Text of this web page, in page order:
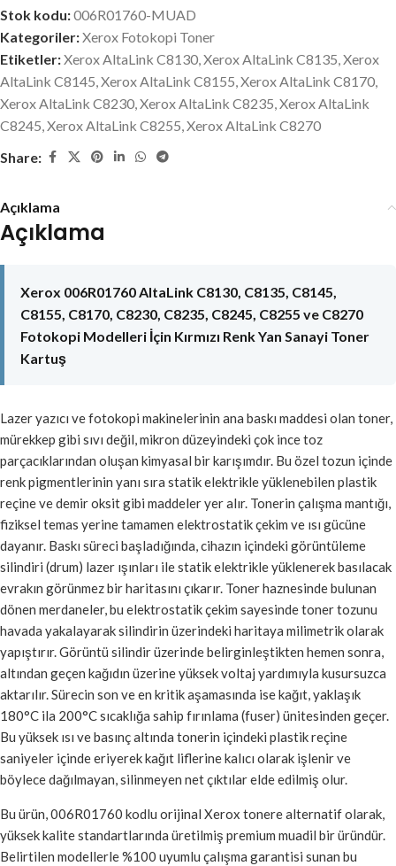
Stok kodu:006R01760-MUAD
Kategoriler:Xerox Fotokopi Toner
Etiketler:Xerox AltaLink C8130,Xerox AltaLink C8135,Xerox
AltaLink C8145,Xerox AltaLink C8155,Xerox AltaLink C8170,
Xerox AltaLink C8230,Xerox AltaLink C8235,Xerox AltaLink
C8245,Xerox AltaLink C8255,Xerox AltaLink C8270
Share:
Açıklama
Açıklama
Xerox 006R01760 AltaLink C8130, C8135, C8145,
C8155, C8170, C8230, C8235, C8245, C8255 ve C8270
Fotokopi Modelleri İçin Kırmızı Renk Yan Sanayi Toner
Kartuş
Lazer yazıcı ve fotokopi makinelerinin ana baskı maddesi olan toner,
mürekkep gibi sıvı değil, mikron düzeyindeki çok ince toz
parçacıklarından oluşan kimyasal bir karışımdır. Bu özel tozun içinde
renk pigmentlerinin yanı sıra statik elektrikle yüklenebilen plastik
reçine ve demir oksit gibi maddeler yer alır. Tonerin çalışma mantığı,
fiziksel temas yerine tamamen elektrostatik çekim ve ısı gücüne
dayanır. Baskı süreci başladığında, cihazın içindeki görüntüleme
silindiri (drum) lazer ışınları ile statik elektrikle yüklenerek basılacak
evrakın görünmez bir haritasını çıkarır. Toner haznesinde bulunan
dönen merdaneler, bu elektrostatik çekim sayesinde toner tozunu
havada yakalayarak silindirin üzerindeki haritaya milimetrik olarak
yapıştırır. Görüntü silindir üzerinde belirginleştikten hemen sonra,
altından geçen kağıdın üzerine yüksek voltaj yardımıyla kusursuzca
aktarılır. Sürecin son ve en kritik aşamasında ise kağıt, yaklaşık
180°C ila 200°C sıcaklığa sahip fırınlama (fuser) ünitesinden geçer.
Bu yüksek ısı ve basınç altında tonerin içindeki plastik reçine
saniyeler içinde eriyerek kağıt liflerine kalıcı olarak işlenir ve
böylece dağılmayan, silinmeyen net çıktılar elde edilmiş olur.
Bu ürün, 006R01760 kodlu orijinal Xerox tonere alternatif olarak,
yüksek kalite standartlarında üretilmiş premium muadil bir üründür.
Belirtilen modellerle %100 uyumlu çalışma garantisi sunan bu